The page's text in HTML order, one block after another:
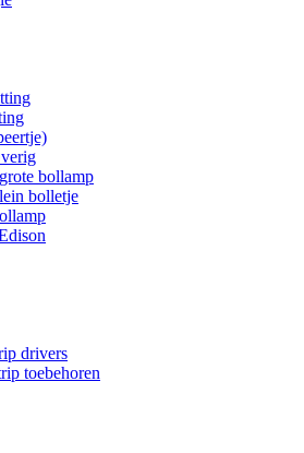
bollamp
bolletje
drivers
toebehoren